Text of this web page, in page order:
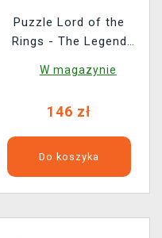
Puzzle Lord of the
Rings - The Legend
(drewniane)
W magazynie
146 zł
Do koszyka